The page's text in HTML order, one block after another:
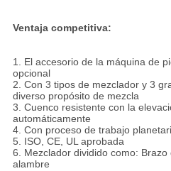
Ventaja competitiva:
1. El accesorio de la máquina de
opcional
2. Con 3 tipos de mezclador y 3
diverso propósito de mezcla
3. Cuenco resistente con la
automáticamente
4. Con proceso de trabajo
5. ISO, CE, UL aprobada
6. Mezclador dividido como:
alambre